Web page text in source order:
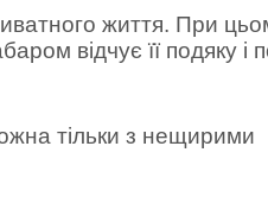
життя. При
відчує її подяку і
тільки з нещирими